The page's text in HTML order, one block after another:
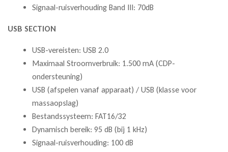
Signaal-ruisverhouding Band III: 70dB
USB SECTION
USB-vereisten: USB 2.0
Maximaal Stroomverbruik: 1.500 mA (CDP-
ondersteuning)
USB (afspelen vanaf apparaat) / USB (klasse voor
massaopslag)
Bestandssysteem: FAT16/32
Dynamisch bereik: 95 dB (bij 1 kHz)
Signaal-ruisverhouding: 100 dB